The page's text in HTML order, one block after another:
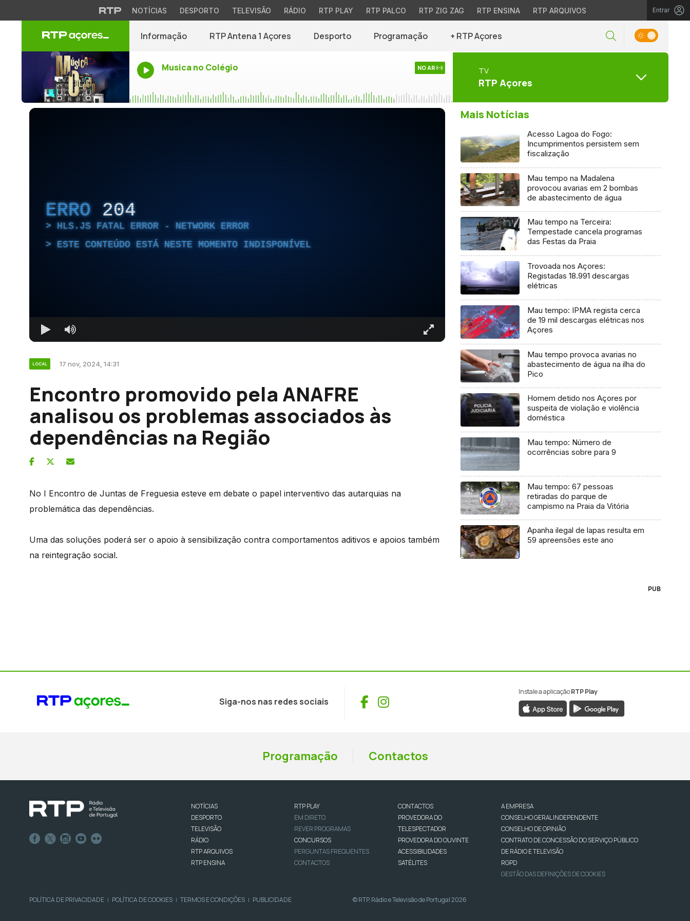
NOTÍCIAS DESPORTO TELEVISÃO RÁDIO RTP PLAY RTP PALCO RTP ZIG ZAG RTP ENSINA RTP ARQUIVOS Entrar
Informação RTP Antena 1 Açores Desporto Programação + RTP Açores
Musica no Colégio NO AR TV
RTP Açores
ERRO 204
HLS.JS FATAL ERROR - NETWORK ERROR
ESTE CONTEÚDO ESTÁ NESTE MOMENTO INDISPONÍVEL
LOCAL 17 nov, 2024, 14:31
Encontro promovido pela ANAFRE
analisou os problemas associados às
dependências na Região
No I Encontro de Juntas de Freguesia esteve em debate o papel interventivo das autarquias na
problemática das dependências.
Uma das soluções poderá ser o apoio à sensibilização contra comportamentos aditivos e apoios também
na reintegração social.
Mais Notícias
Acesso Lagoa do Fogo:
Incumprimentos persistem sem
fiscalização
Mau tempo na Madalena
provocou avarias em 2 bombas
de abastecimento de água
Mau tempo na Terceira:
Tempestade cancela programas
das Festas da Praia
Trovoada nos Açores:
Registadas 18.991 descargas
elétricas
Mau tempo: IPMA regista cerca
de 19 mil descargas elétricas nos
Açores
Mau tempo provoca avarias no
abastecimento de água na ilha do
Pico
Homem detido nos Açores por
suspeita de violação e violência
doméstica
Mau tempo: Número de
ocorrências sobre para 9
Mau tempo: 67 pessoas
retiradas do parque de
campismo na Praia da Vitória
Apanha ilegal de lapas resulta em
59 apreensões este ano
PUB
Siga-nos nas redes sociais Facebook
Instagram
Instale a aplicaçãoRTP Play
Programação Contactos
NOTÍCIAS
DESPORTO
TELEVISÃO
RÁDIO
RTP ARQUIVOS
RTP ENSINA
RTP PLAY
EM DIRETO
REVER PROGRAMAS
CONCURSOS
PERGUNTAS FREQUENTES
CONTACTOS
CONTACTOS
PROVEDORA DO
TELESPECTADOR
PROVEDORA DO OUVINTE
ACESSIBILIDADES
SATÉLITES
A EMPRESA
CONSELHO GERAL INDEPENDENTE
CONSELHO DE OPINIÃO
CONTRATO DE CONCESSÃO DO SERVIÇO PÚBLICO
DE RÁDIO E TELEVISÃO
RGPD
GESTÃO DAS DEFINIÇÕES DE COOKIES
POLÍTICA DE PRIVACIDADE | POLÍTICA DE COOKIES | TERMOS E CONDIÇÕES | PUBLICIDADE © RTP, Rádio e Televisão de Portugal 2026